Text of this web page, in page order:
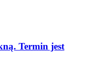
Termin jest